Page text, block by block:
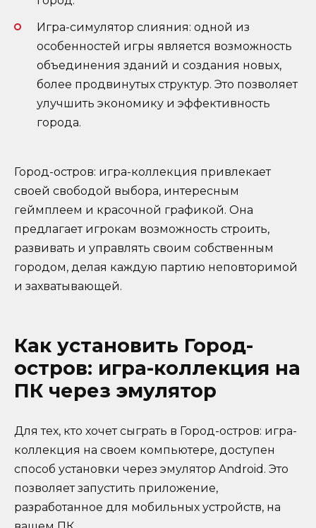
Игра-симулятор слияния: одной из
особенностей игры является возможность
объединения зданий и создания новых,
более продвинутых структур. Это позволяет
улучшить экономику и эффективность
города.
Город-остров: игра-коллекция привлекает
своей свободой выбора, интересным
геймплеем и красочной графикой. Она
предлагает игрокам возможность строить,
развивать и управлять своим собственным
городом, делая каждую партию неповторимой
и захватывающей.
Как установить Город-
остров: игра-коллекция на
ПК через эмулятор
Для тех, кто хочет сыграть в Город-остров: игра-
коллекция на своем компьютере, доступен
способ установки через эмулятор Android. Это
позволяет запустить приложение,
разработанное для мобильных устройств, на